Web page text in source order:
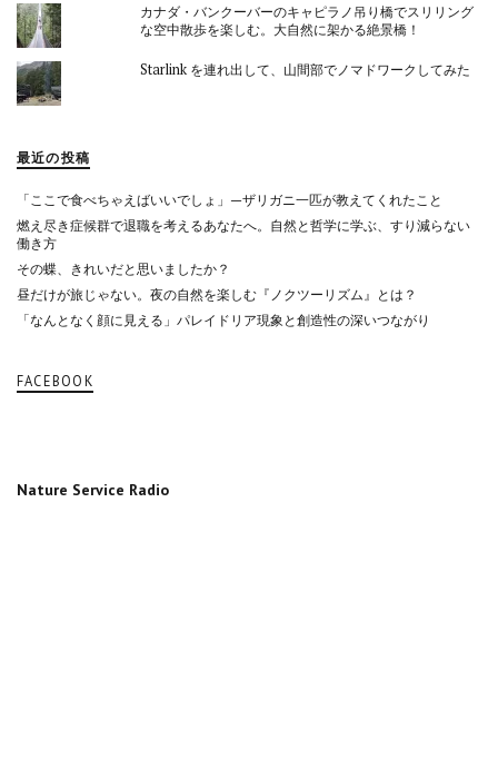
カナダ・バンクーバーのキャピラノ吊り橋でスリリング
な空中散歩を楽しむ。大自然に架かる絶景橋！
Starlink を連れ出して、山間部でノマドワークしてみた
最近の投稿
「ここで食べちゃえばいいでしょ」—ザリガニ一匹が教えてくれたこと
燃え尽き症候群で退職を考えるあなたへ。自然と哲学に学ぶ、すり減らない
働き方
その蝶、きれいだと思いましたか？
昼だけが旅じゃない。夜の自然を楽しむ『ノクツーリズム』とは？
「なんとなく顔に見える」パレイドリア現象と創造性の深いつながり
FACEBOOK
Nature Service Radio